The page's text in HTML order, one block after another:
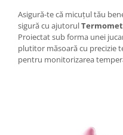
Tractoraș de tuns gazonul
Zootehnie
Incubatoare, oparitoare si
deplumatoare
Asigură-te că micuțul tău
sigură cu ajutorul
Proiectat sub forma unei
plutitor măsoară cu precizie
pentru monitorizarea